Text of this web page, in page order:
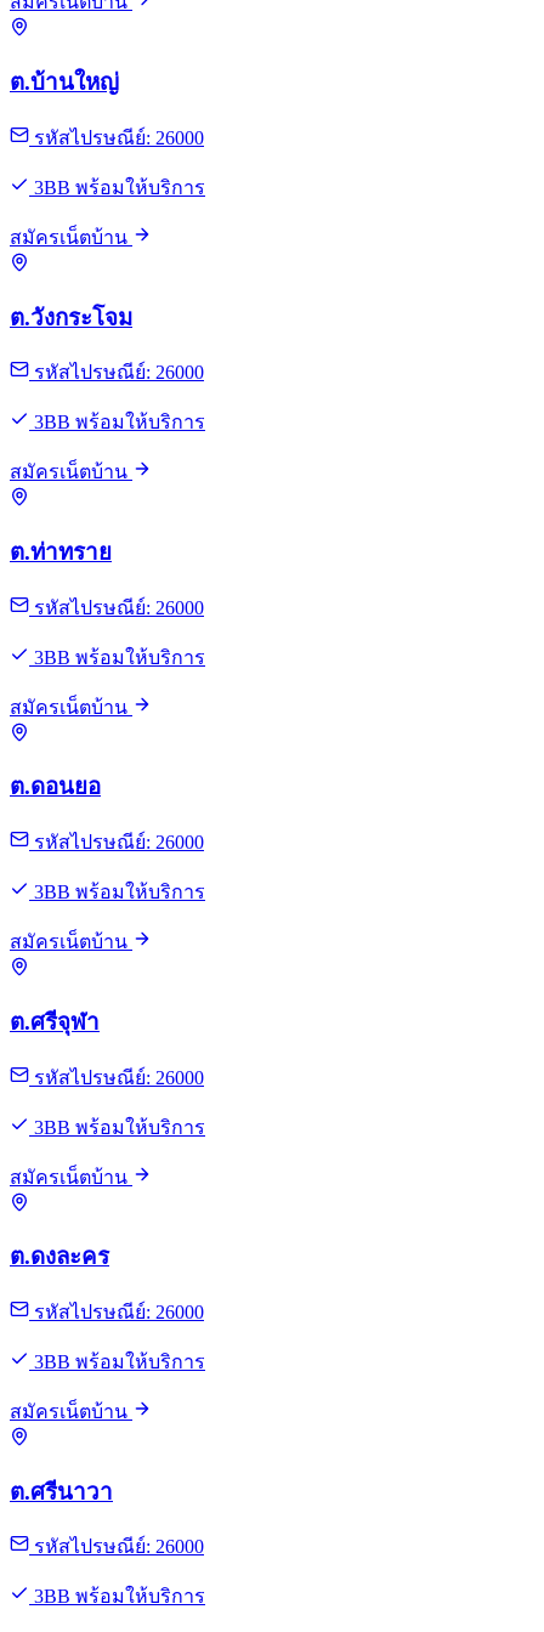
ต.บ้านใหญ่
รหัสไปรษณีย์: 26000
3BB พร้อมให้บริการ
สมัครเน็ตบ้าน
ต.วังกระโจม
รหัสไปรษณีย์: 26000
3BB พร้อมให้บริการ
สมัครเน็ตบ้าน
ต.ท่าทราย
รหัสไปรษณีย์: 26000
3BB พร้อมให้บริการ
สมัครเน็ตบ้าน
ต.ดอนยอ
รหัสไปรษณีย์: 26000
3BB พร้อมให้บริการ
สมัครเน็ตบ้าน
ต.ศรีจุฬา
รหัสไปรษณีย์: 26000
3BB พร้อมให้บริการ
สมัครเน็ตบ้าน
ต.ดงละคร
รหัสไปรษณีย์: 26000
3BB พร้อมให้บริการ
สมัครเน็ตบ้าน
ต.ศรีนาวา
รหัสไปรษณีย์: 26000
3BB พร้อมให้บริการ